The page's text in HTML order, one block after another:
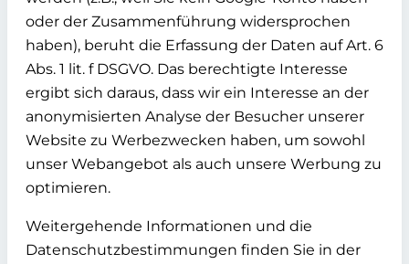
oder der Zusammenführung widersprochen
haben), beruht die Erfassung der Daten auf Art. 6
Abs. 1 lit. f DSGVO. Das berechtigte Interesse
ergibt sich daraus, dass wir ein Interesse an der
anonymisierten Analyse der Besucher unserer
Website zu Werbezwecken haben, um sowohl
unser Webangebot als auch unsere Werbung zu
optimieren.
Weitergehende Informationen und die
Datenschutzbestimmungen finden Sie in der